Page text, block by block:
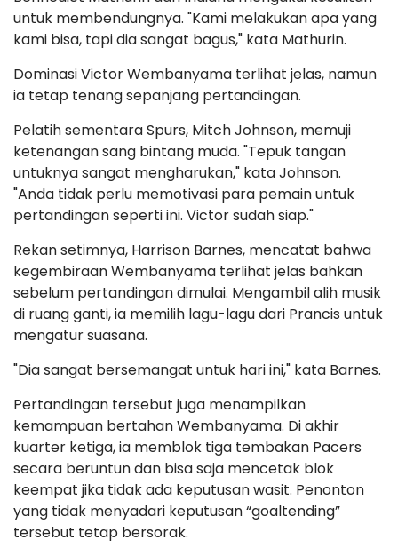
untuk membendungnya. "Kami melakukan apa yang
kami bisa, tapi dia sangat bagus," kata Mathurin.
Dominasi Victor Wembanyama terlihat jelas, namun
ia tetap tenang sepanjang pertandingan.
Pelatih sementara Spurs, Mitch Johnson, memuji
ketenangan sang bintang muda. "Tepuk tangan
untuknya sangat mengharukan," kata Johnson.
"Anda tidak perlu memotivasi para pemain untuk
pertandingan seperti ini. Victor sudah siap."
Rekan setimnya, Harrison Barnes, mencatat bahwa
kegembiraan Wembanyama terlihat jelas bahkan
sebelum pertandingan dimulai. Mengambil alih musik
di ruang ganti, ia memilih lagu-lagu dari Prancis untuk
mengatur suasana.
"Dia sangat bersemangat untuk hari ini," kata Barnes.
Pertandingan tersebut juga menampilkan
kemampuan bertahan Wembanyama. Di akhir
kuarter ketiga, ia memblok tiga tembakan Pacers
secara beruntun dan bisa saja mencetak blok
keempat jika tidak ada keputusan wasit. Penonton
yang tidak menyadari keputusan “goaltending”
tersebut tetap bersorak.